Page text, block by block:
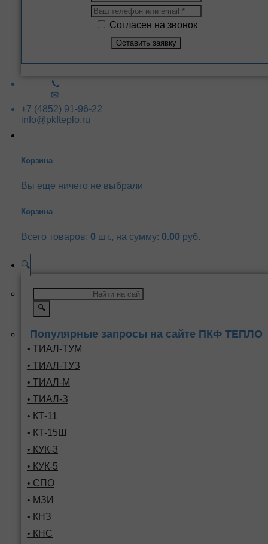
Согласен на звонок
📞
✉
+7 (4852) 91-96-22
info@pkfteplo.ru
Корзина
Вы еще ничего не выбрали
Корзина
Всего товаров: 0 шт., на сумму: 0.00 руб.
🔍
🔍
Популярные запросы на сайте ПКФ ТЕПЛО
• ТИАЛ-ТУМ
• ТИАЛ-ТУЗ
• ТИАЛ-М
• ТИАЛ-З
• КТ-11
• КТ-15Ш
• КУК-3
• КУК-5
• СПО
• МЗИ
• КНЗ
• КНС